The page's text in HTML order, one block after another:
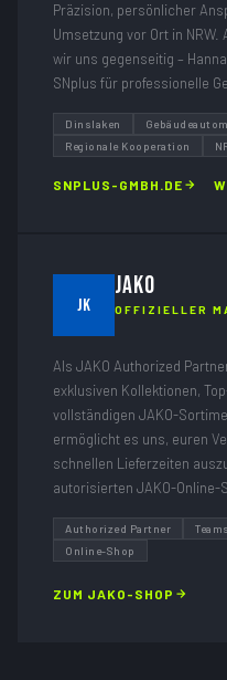
Präzision, persönlicher
Umsetzung vor Ort in
wir uns gegenseitig –
SNplus für professionelle
Dinslaken
Regionale Kooperation
SNPLUS-GMBH.DE
JK
JAKO
OFFIZIELLER
Als JAKO Authorized
exklusiven Kollektionen,
vollständigen JAKO-
ermöglicht es uns, euren
schnellen Lieferzeiten
autorisierten JAKO-Online-
Authorized Partner
Online-Shop
ZUM JAKO-SHOP